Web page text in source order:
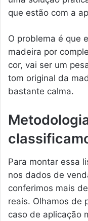
que estão com a
O problema é que
madeira por
cor, vai ser um
tom original da
bastante calma.
Para montar essa
nos dados de
conferimos mais
reais. Olhamos de
caso de aplicação